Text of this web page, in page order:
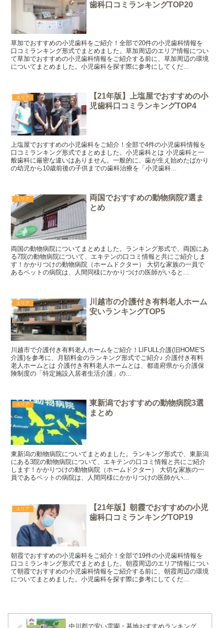
歯科口コミランキングTOP20
草加でおすすめの小児歯科をご紹介！全部で20件の小児歯科情報を
口コミランキング形式でまとめました。草加周辺のエリア情報につい
て草加でおすすめの小児歯科情報をご紹介する前に、草加周辺の環境
についてまとめました。小児歯科を探す際に参考にしてくだ...
エリア
【21年版】上塩屋でおすすめの小
児歯科口コミランキングTOP4
上塩屋でおすすめの小児歯科をご紹介！全部で4件の小児歯科情報を
口コミランキング形式でまとめました。小児歯科とは 小児歯科と一
般歯科に厳密な違いはありません。一般的に、歯が生え始めたばかり
の幼児から10歳前後の子供までの歯科治療を「小児歯科...
エリア
両国でおすすめの動物病院7選ま
とめ
両国の動物病院についてまとめました。ランキング形式で、両国にあ
る7院の動物病院について、エキテンの口コミ情報と共にご紹介しま
す！かかりつけの動物病院（ホームドクター） 大切な家族の一員で
あるペットの病院は、人間同様にかかりつけの医師がいると...
エリア
川越市の介護付き有料老人ホーム
安いランキングTOP5
川越市で介護付き有料老人ホームをご紹介！LIFULL介護(旧HOME'S
介護)を参考に、月額料金のランキング形式でご紹介♪ 介護付き有料
老人ホームとは 介護付き有料老人ホームとは、都道府県から介護保
険制度の「特定施設入居者生活介護」の...
エリア
東新潟でおすすめの動物病院3選
まとめ
東新潟の動物病院についてまとめました。ランキング形式で、東新潟
にある3院の動物病院について、エキテンの口コミ情報と共にご紹介
します！かかりつけの動物病院（ホームドクター） 大切な家族の一
員であるペットの病院は、人間同様にかかりつけの医師がい...
エリア
【21年版】朝霞でおすすめの小児
歯科口コミランキングTOP19
朝霞でおすすめの小児歯科をご紹介！全部で19件の小児歯科情報を
口コミランキング形式でまとめました。朝霞周辺のエリア情報につい
て朝霞でおすすめの小児歯科情報をご紹介する前に、朝霞周辺の環境
についてまとめました。小児歯科を探す際に参考にしてくだ...
中川郡で安い霊園・墓地おすすめランキング